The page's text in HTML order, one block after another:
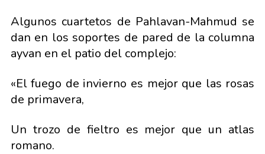
Algunos cuartetos de Pahlavan-Mahmud se
dan en los soportes de pared de la columna
ayvan en el patio del complejo:
«El fuego de invierno es mejor que las rosas
de primavera,
Un trozo de fieltro es mejor que un atlas
romano.